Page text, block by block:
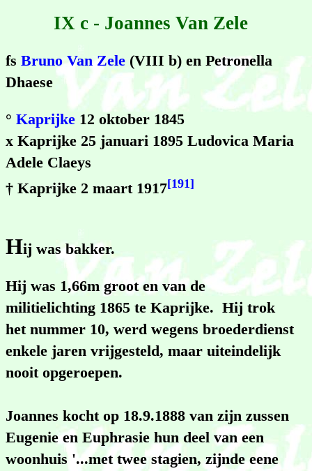
IX c - Joannes Van Zele
fs Bruno Van Zele (VIII b) en Petronella
Dhaese
° Kaprijke 12 oktober 1845
x Kaprijke 25 januari 1895 Ludovica Maria
Adele Claeys
† Kaprijke 2 maart 1917[191]
Hij was bakker.
Hij was 1,66m groot en van de
militielichting 1865 te Kaprijke. Hij trok
het nummer 10, werd wegens broederdienst
enkele jaren vrijgesteld, maar uiteindelijk
nooit opgeroepen.
Joannes kocht op 18.9.1888 van zijn zussen
Eugenie en Euphrasie hun deel van een
woonhuis '...met twee stagien, zijnde eene